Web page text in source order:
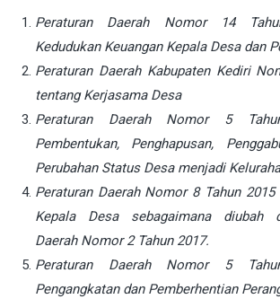
Peraturan Daerah Nomor 14
Kedudukan Keuangan Kepala Desa dan
Peraturan Daerah Kabupaten Kediri
tentang Kerjasama Desa
Peraturan Daerah Nomor 5
Pembentukan, Penghapusan,
Perubahan Status Desa menjadi
Peraturan Daerah Nomor 8 Tahun
Kepala Desa sebagaimana diubah
Daerah Nomor 2 Tahun 2017.
Peraturan Daerah Nomor 5
Pengangkatan dan Pemberhentian